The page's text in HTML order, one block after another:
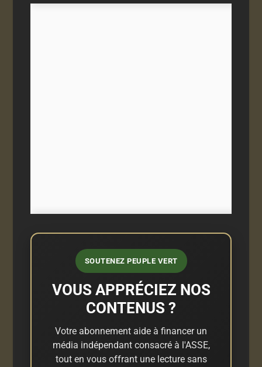
SOUTENEZ PEUPLE VERT
VOUS APPRÉCIEZ NOS
CONTENUS ?
Votre abonnement aide à financer un
média indépendant consacré à l'ASSE,
tout en vous offrant une lecture sans